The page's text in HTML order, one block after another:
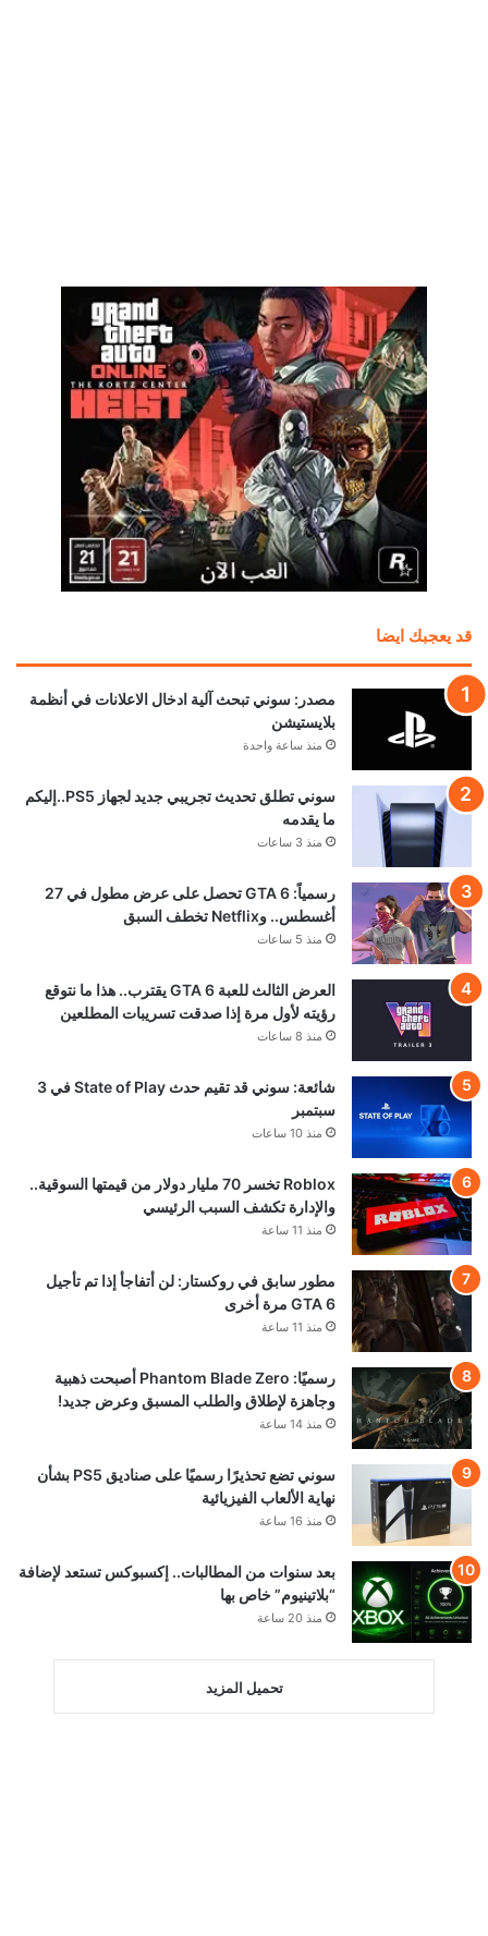
قد يعجبك ايضا
مصدر: سوني تبحث آلية ادخال الاعلانات في أنظمة
بلايستيشن
منذ ساعة واحدة
سوني تطلق تحديث تجريبي جديد لجهاز PS5..إليكم
ما يقدمه
منذ 3 ساعات
رسمياً: GTA 6 تحصل على عرض مطول في 27
أغسطس.. وNetflix تخطف السبق
منذ 5 ساعات
العرض الثالث للعبة GTA 6 يقترب.. هذا ما نتوقع
رؤيته لأول مرة إذا صدقت تسريبات المطلعين
منذ 8 ساعات
شائعة: سوني قد تقيم حدث State of Play في 3
سبتمبر
منذ 10 ساعات
Roblox تخسر 70 مليار دولار من قيمتها السوقية..
والإدارة تكشف السبب الرئيسي
منذ 11 ساعة
مطور سابق في روكستار: لن أتفاجأ إذا تم تأجيل
GTA 6 مرة أخرى
منذ 11 ساعة
رسميًا: Phantom Blade Zero أصبحت ذهبية
وجاهزة لإطلاق والطلب المسبق وعرض جديد!
منذ 14 ساعة
سوني تضع تحذيرًا رسميًا على صناديق PS5 بشأن
نهاية الألعاب الفيزيائية
منذ 16 ساعة
بعد سنوات من المطالبات.. إكسبوكس تستعد لإضافة
“بلاتينيوم” خاص بها
منذ 20 ساعة
تحميل المزيد